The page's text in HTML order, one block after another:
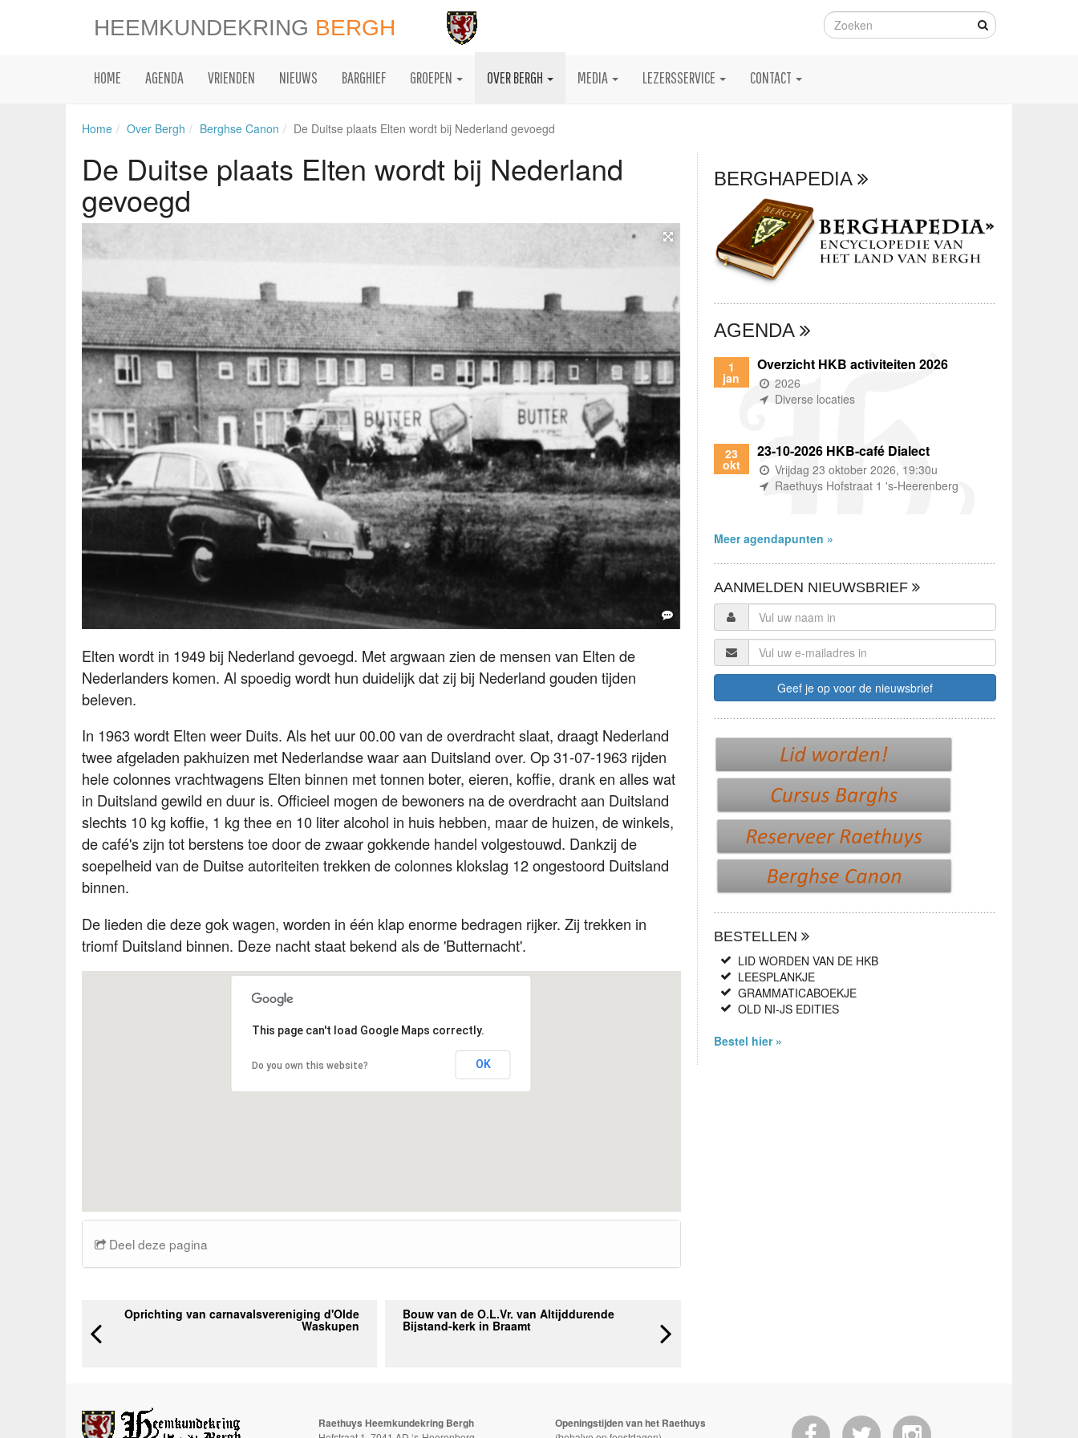
HEEMKUNDEKRING BERGH
HOME AGENDA VRIENDEN NIEUWS BARGHIEF GROEPEN OVER BERGH MEDIA LEZERSSERVICE CONTACT
Home Over Bergh Berghse Canon De Duitse plaats Elten wordt bij Nederland gevoegd
De Duitse plaats Elten wordt bij Nederland
gevoegd
Elten wordt in 1949 bij Nederland gevoegd. Met argwaan zien de mensen van Elten de
Nederlanders komen. Al spoedig wordt hun duidelijk dat zij bij Nederland gouden tijden
beleven.
In 1963 wordt Elten weer Duits. Als het uur 00.00 van de overdracht slaat, draagt Nederland
twee afgeladen pakhuizen met Nederlandse waar aan Duitsland over. Op 31-07-1963 rijden
hele colonnes vrachtwagens Elten binnen met tonnen boter, eieren, koffie, drank en alles wat
in Duitsland gewild en duur is. Officieel mogen de bewoners na de overdracht aan Duitsland
slechts 10 kg koffie, 1 kg thee en 10 liter alcohol in huis hebben, maar de huizen, de winkels,
de café's zijn tot berstens toe door de zwaar gokkende handel volgestouwd. Dankzij de
soepelheid van de Duitse autoriteiten trekken de colonnes klokslag 12 ongestoord Duitsland
binnen.
De lieden die deze gok wagen, worden in één klap enorme bedragen rijker. Zij trekken in
triomf Duitsland binnen. Deze nacht staat bekend als de 'Butternacht'.
This page can't load Google Maps correctly.
Do you own this website? OK
Deel deze pagina
Oprichting van carnavalsvereniging d'Olde
Waskupen
Bouw van de O.L.Vr. van Altijddurende
Bijstand-kerk in Braamt
BERGHAPEDIA
AGENDA
1
jan
Overzicht HKB activiteiten 2026
(wanneer)
2026
(waar)
Diverse locaties
23
okt
23-10-2026 HKB-café Dialect
(wanneer)
Vrijdag 23 oktober 2026, 19:30u
(waar)
Raethuys Hofstraat 1 's-Heerenberg
Meer agendapunten »
AANMELDEN NIEUWSBRIEF
BESTELLEN
LID WORDEN VAN DE HKB
LEESPLANKJE
GRAMMATICABOEKJE
OLD NI-JS EDITIES
Bestel hier »
Raethuys Heemkundekring Bergh Openingstijden van het Raethuys